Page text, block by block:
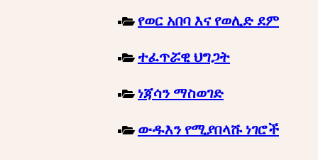
የወር አበባ እና የወሊድ ደም
ተፈጥሯዊ ህግጋት
ነጃሳን ማስወገድ
ውዱእን የሚያበላሹ ነገሮች